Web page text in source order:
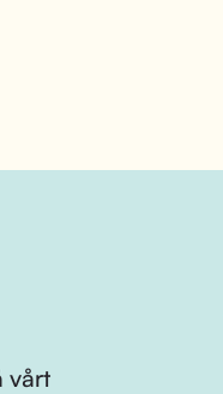
vårt